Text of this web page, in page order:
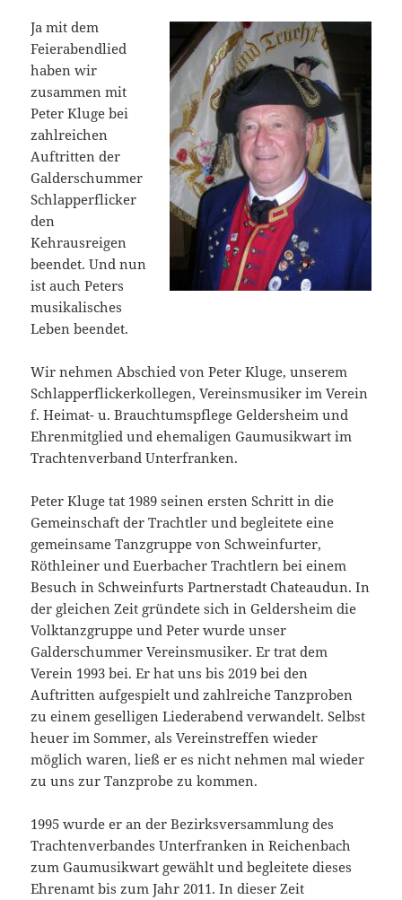
Ja mit dem
Feierabendlied
haben wir
zusammen mit
Peter Kluge bei
zahlreichen
Auftritten der
Galderschummer
Schlapperflicker
den
Kehrausreigen
beendet. Und nun
ist auch Peters
musikalisches
Leben beendet.
Wir nehmen Abschied von Peter Kluge, unserem
Schlapperflickerkollegen, Vereinsmusiker im Verein
f. Heimat- u. Brauchtumspflege Geldersheim und
Ehrenmitglied und ehemaligen Gaumusikwart im
Trachtenverband Unterfranken.
Peter Kluge tat 1989 seinen ersten Schritt in die
Gemeinschaft der Trachtler und begleitete eine
gemeinsame Tanzgruppe von Schweinfurter,
Röthleiner und Euerbacher Trachtlern bei einem
Besuch in Schweinfurts Partnerstadt Chateaudun. In
der gleichen Zeit gründete sich in Geldersheim die
Volktanzgruppe und Peter wurde unser
Galderschummer Vereinsmusiker. Er trat dem
Verein 1993 bei. Er hat uns bis 2019 bei den
Auftritten aufgespielt und zahlreiche Tanzproben
zu einem geselligen Liederabend verwandelt. Selbst
heuer im Sommer, als Vereinstreffen wieder
möglich waren, ließ er es nicht nehmen mal wieder
zu uns zur Tanzprobe zu kommen.
1995 wurde er an der Bezirksversammlung des
Trachtenverbandes Unterfranken in Reichenbach
zum Gaumusikwart gewählt und begleitete dieses
Ehrenamt bis zum Jahr 2011. In dieser Zeit